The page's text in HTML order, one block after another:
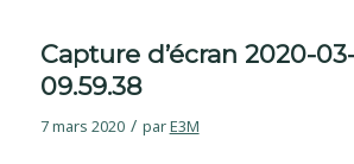
Capture d’écran 2020-
09.59.38
7 mars 2020 / parE3M